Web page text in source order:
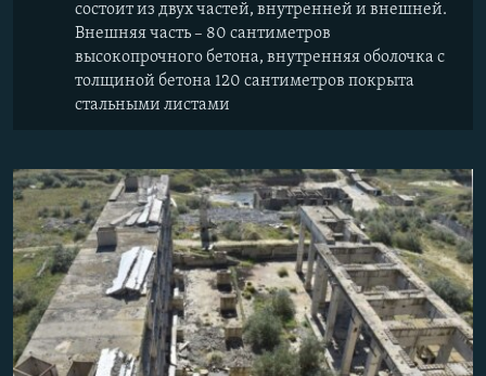
состоит из двух частей, внутренней и внешней.
Внешняя часть – 80 сантиметров
высокопрочного бетона, внутренняя оболочка с
толщиной бетона 120 сантиметров покрыта
стальными листами